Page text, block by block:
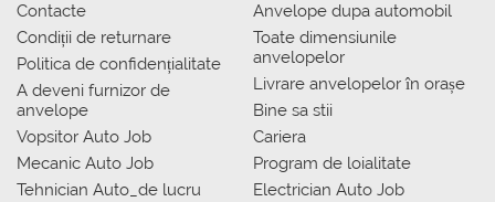
Contacte
Condiții de returnare
Politica de confidențialitate
A deveni furnizor de
anvelope
Vopsitor Auto Job
Mecanic Auto Job
Tehnician Auto_de lucru
Anvelope dupa automobil
Toate dimensiunile
anvelopelor
Livrare anvelopelor în orașe
Bine sa stii
Cariera
Program de loialitate
Electrician Auto Job